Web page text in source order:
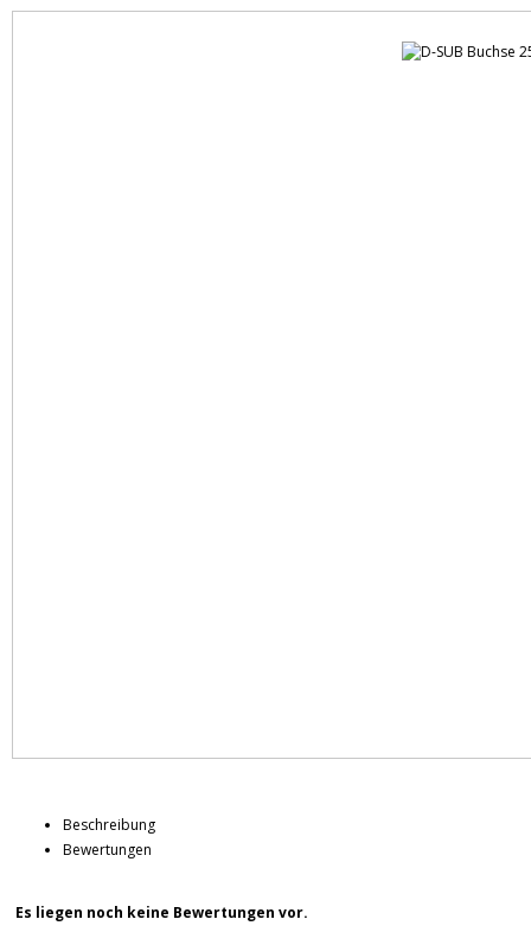
Beschreibung
Bewertungen
Es liegen noch keine Bewertungen vor.